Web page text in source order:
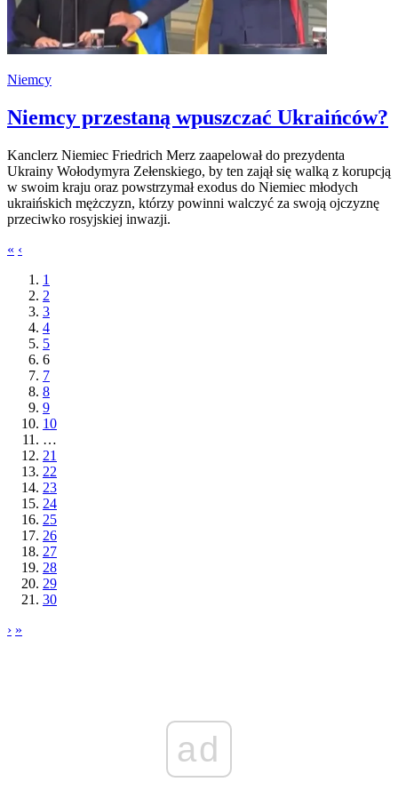
Niemcy
Niemcy przestaną wpuszczać Ukraińców?
Kanclerz Niemiec Friedrich Merz zaapelował do prezydenta
Ukrainy Wołodymyra Zełenskiego, by ten zajął się walką z korupcją
w swoim kraju oraz powstrzymał exodus do Niemiec młodych
ukraińskich mężczyzn, którzy powinni walczyć za swoją ojczyznę
przeciwko rosyjskiej inwazji.
« ‹
1
2
3
4
5
6
7
8
9
10
…
21
22
23
24
25
26
27
28
29
30
› »
ad